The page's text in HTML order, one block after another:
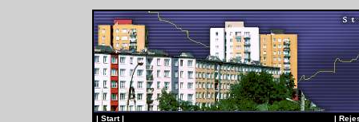
| Start| |